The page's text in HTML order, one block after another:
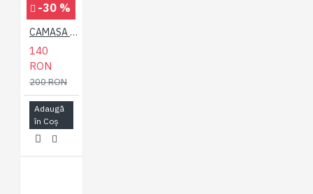
-30 %
CAMASA CU MANECA SCURTA PREMIUM DIN BUMBAC SI POLY –HAWAII GRI - 2XL 3XL 4XL 5XL 6XL 7XL
140
RON
200 RON
Adaugă
în Coş